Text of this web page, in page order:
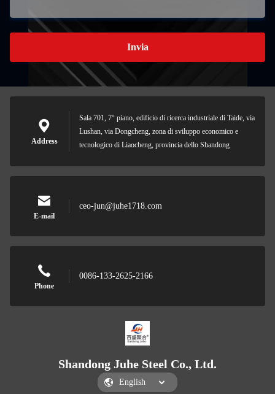
Invia
Address
Sala 701, 7° piano, edificio di ricerca industriale di Taide, via
Lushan, via Dongcheng, zona di sviluppo economico e
tecnologico di Liaocheng, provincia dello Shandong
E-mail
ceo-jun@juhe1718.com
Phone
0086-133-2625-2166
Shandong Juhe Steel Co., Ltd.